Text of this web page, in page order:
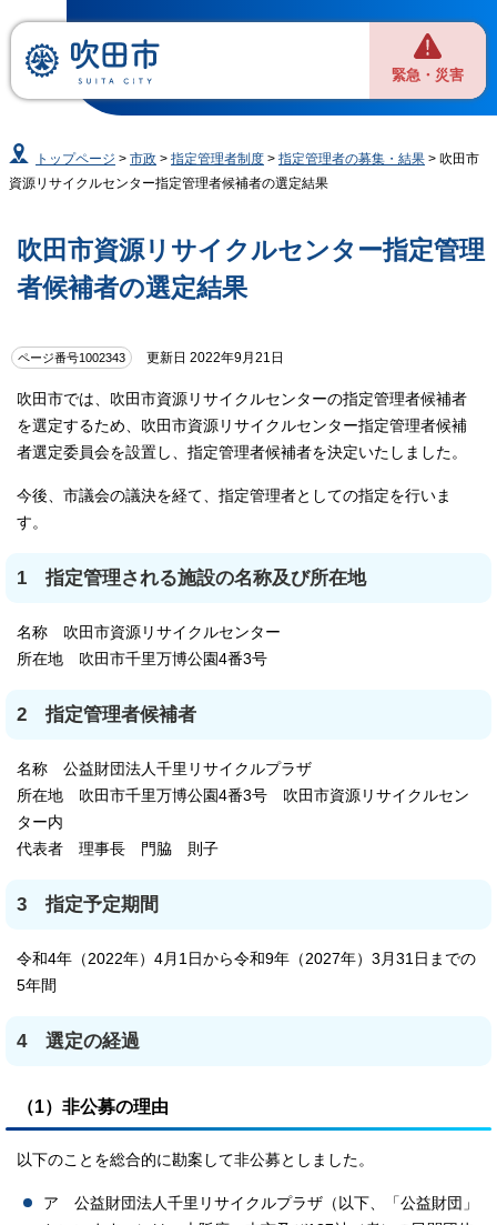
緊急・災害
トップページ >市政 >指定管理者制度 >指定管理者の募集・結果 > 吹田市
資源リサイクルセンター指定管理者候補者の選定結果
吹田市資源リサイクルセンター指定管理
者候補者の選定結果
ページ番号1002343 更新日 2022年9月21日
吹田市では、吹田市資源リサイクルセンターの指定管理者候補者
を選定するため、吹田市資源リサイクルセンター指定管理者候補
者選定委員会を設置し、指定管理者候補者を決定いたしました。
今後、市議会の議決を経て、指定管理者としての指定を行いま
す。
1 指定管理される施設の名称及び所在地
名称 吹田市資源リサイクルセンター
所在地 吹田市千里万博公園4番3号
2 指定管理者候補者
名称 公益財団法人千里リサイクルプラザ
所在地 吹田市千里万博公園4番3号 吹田市資源リサイクルセン
ター内
代表者 理事長 門脇 則子
3 指定予定期間
令和4年（2022年）4月1日から令和9年（2027年）3月31日までの
5年間
4 選定の経過
（1）非公募の理由
以下のことを総合的に勘案して非公募としました。
ア 公益財団法人千里リサイクルプラザ（以下、「公益財団」